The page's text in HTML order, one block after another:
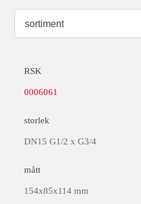
RSK
0006061
storlek
DN15 G1/2 x G3/4
mått
154x85x114 mm